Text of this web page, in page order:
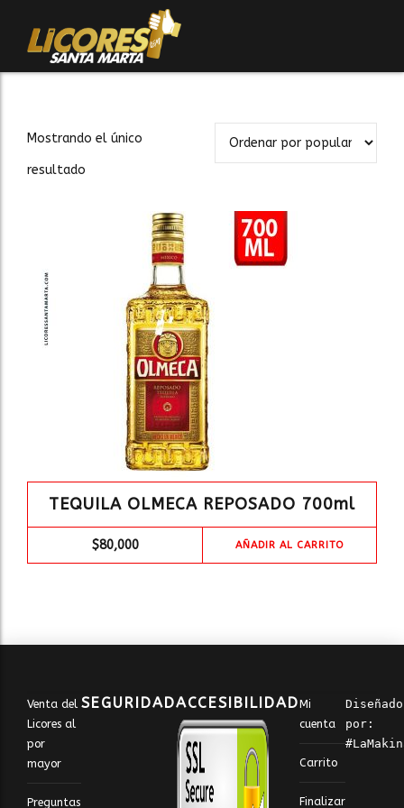
Mostrando el único
resultado
TEQUILA OLMECA REPOSADO 700ml
$80,000 AÑADIR AL CARRITO
Venta del
Licores al
por
mayor
Preguntas
SEGURIDADACCESIBILIDADMi
cuenta
Carrito
Finalizar
Diseñado
por: